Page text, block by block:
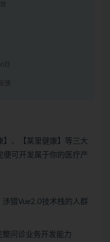
日
馈
】、【某里健康】等三大
便可开发属于你的医疗产
涉猎Vue2.0技术栈的人群
问诊业务开发能力